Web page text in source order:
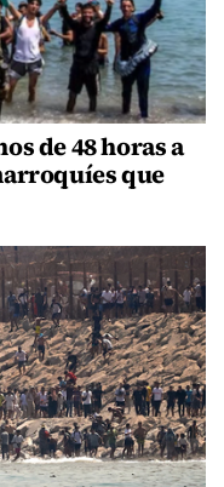
de 48 horas a
que